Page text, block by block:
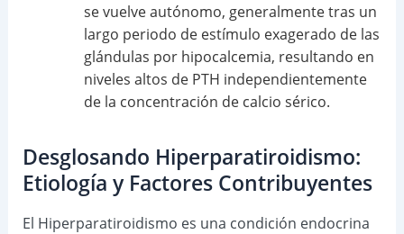
se vuelve autónomo, generalmente tras un
largo periodo de estímulo exagerado de las
glándulas por hipocalcemia, resultando en
niveles altos de PTH independientemente
de la concentración de calcio sérico.
Desglosando Hiperparatiroidismo:
Etiología y Factores Contribuyentes
El Hiperparatiroidismo es una condición endocrina